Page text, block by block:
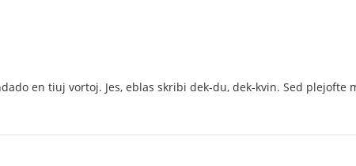
en tiuj vortoj. Jes, eblas skribi dek-du, dek-kvin. Sed